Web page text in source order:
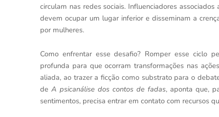
circulam nas redes sociais. Influenciadores
devem ocupar um lugar inferior e disseminam a
por mulheres.
Como enfrentar esse desafio? Romper esse ciclo
profunda para que ocorram transformações nas
aliada, ao trazer a ficção como substrato para o
de A psicanálise dos contos de fadas, aponta que,
sentimentos, precisa entrar em contato com recursos